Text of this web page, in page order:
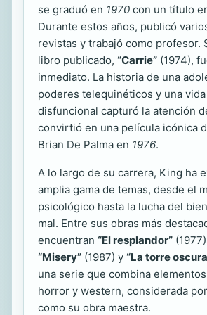
se graduó en 1970 con un título
Durante estos años, publicó
revistas y trabajó como profesor.
libro publicado, “Carrie” (1974),
inmediato. La historia de una
poderes telequinéticos y una
disfuncional capturó la atención
convirtió en una película icónica
Brian De Palma en 1976.
A lo largo de su carrera, King ha
amplia gama de temas, desde el
psicológico hasta la lucha del
mal. Entre sus obras más
encuentran “El resplandor”
“Misery” (1987) y “La torre
una serie que combina
horror y western, considerada
como su obra maestra.